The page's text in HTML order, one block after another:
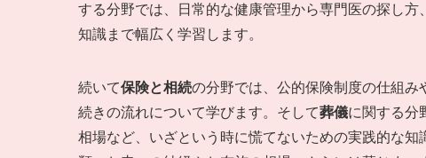
する分野では、日常的な健康管理から専門医の探し
知識まで幅広く学習します。
続いて保険と相続の分野では、公的保険制度の仕組
続きの流れについて学びます。そして葬儀に関する分
相場など、いざという時に慌てないための実践的な知